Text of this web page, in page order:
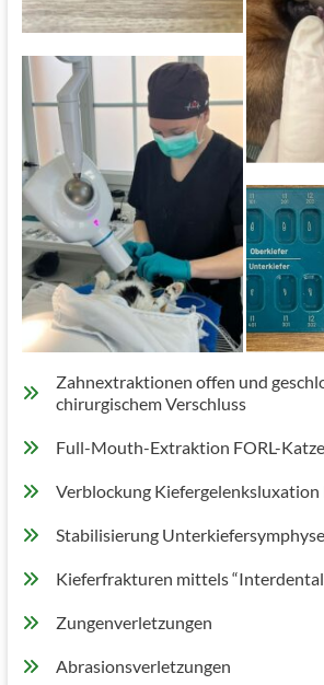
Zahnröntgen
Zahnextraktionen offen und
chirurgischem Verschluss
Full-Mouth-Extraktion FORL-
Verblockung Kiefergelenksluxation
Stabilisierung
Kieferfrakturen mittels
Zungenverletzungen
Abrasionsverletzungen